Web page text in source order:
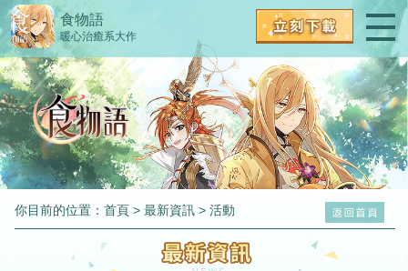
食物語
暖心治癒系大作
你目前的位置：首頁 >最新資訊 >活動